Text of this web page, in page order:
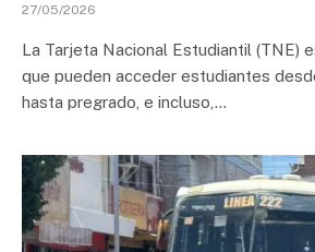
27/05/2026
La Tarjeta Nacional Estudiantil (TNE)
que pueden acceder estudiantes
hasta pregrado, e incluso,…